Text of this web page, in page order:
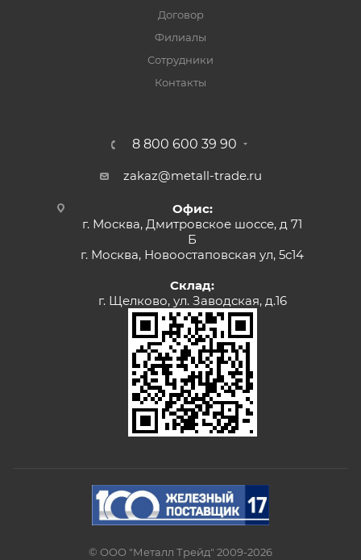
Договор
Филиалы
Сотрудники
Контакты
8 800 600 39 90
zakaz@metall-trade.ru
Офис:
г. Москва, Дмитровское шоссе, д 71
Б
г. Москва, Новоостаповская ул, 5с14
Склад:
г. Щелково, ул. Заводская, д.16
© ООО "Металл Трейд" 2009-2026